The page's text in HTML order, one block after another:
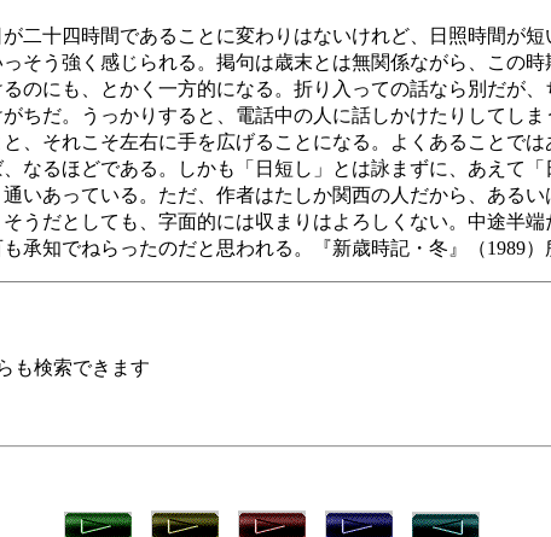
二十四時間であることに変わりはないけれど、日照時間が
そう強く感じられる。掲句は歳末とは無関係ながら、この
のにも、とかく一方的になる。折り入っての話なら別だが
ちだ。うっかりすると、電話中の人に話しかけたりしてし
、それこそ左右に手を広げることになる。よくあることで
なるほどである。しかも「日短し」とは詠まずに、あえて
いあっている。ただ、作者はたしか関西の人だから、ある
うだとしても、字面的には収まりはよろしくない。中途半
承知でねらったのだと思われる。『新歳時記・冬』（1989）
も検索できます